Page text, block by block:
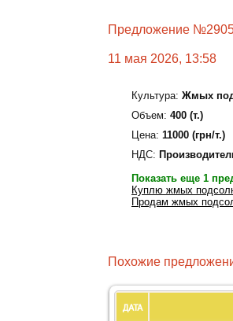
Предложение
11 мая 2026, 13:58
Культура: Жмых
Объем: 400 (т.)
Цена: 11000 (грн/т.)
НДС:
Показать еще 1
Куплю жмых
Продам жмых
Похожие
ДАТА